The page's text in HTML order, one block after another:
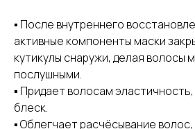
▪ После внутреннего
активные компоненты маски
кутикулы снаружи, делая волосы
послушными.
▪ Придает волосам
блеск.
▪ Облегчает расчёсывание